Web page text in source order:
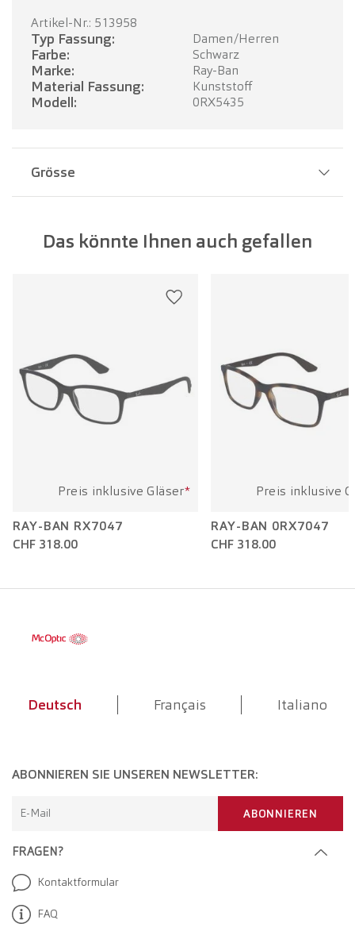
Artikel-Nr.: 513958
Typ Fassung: Damen/Herren
Farbe: Schwarz
Marke: Ray-Ban
Material Fassung: Kunststoff
Modell: 0RX5435
Grösse
Glasbreite: 56 mm
Das könnte Ihnen auch gefallen
Preis inklusive Gläser*
RAY-BAN RX7047
CHF 318.00
Preis inklusive
RAY-BAN 0RX7047
CHF 318.00
Deutsch Français Italiano
FRAGEN?
Kontaktformular
FAQ
ABONNIEREN SIE UNSEREN NEWSLETTER:
E-Mail ABONNIEREN